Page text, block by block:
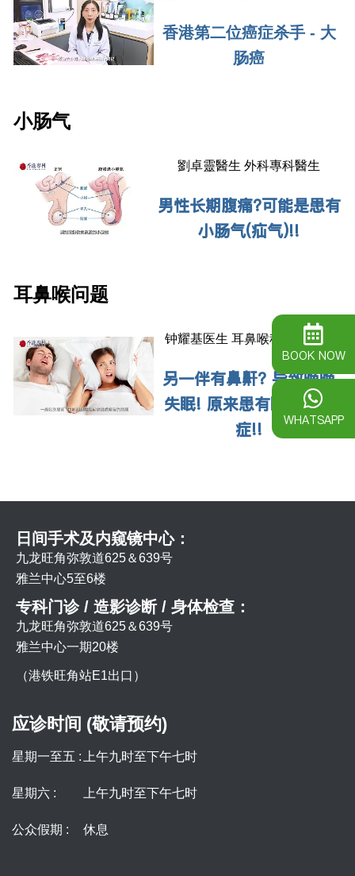
香港第二位癌症杀手 - 大
肠癌
小肠气
劉卓靈醫生 外科專科醫生
男性长期腹痛?可能是患有
小肠气(疝气)!!
耳鼻喉问题
钟耀基医生 耳鼻喉科专科医生
另一伴有鼻鼾? 导致晚晚
失眠! 原来患有睡眠窒息
症!!
日间手术及内窥镜中心：
九龙旺角弥敦道625＆639号
雅兰中心5至6楼
专科门诊 / 造影诊断 / 身体检查：
九龙旺角弥敦道625＆639号
雅兰中心一期20楼
（港铁旺角站E1出口）
应诊时间 (敬请预约)
星期一至五 : 上午九时至下午七时
星期六 : 上午九时至下午七时
公众假期 : 休息
BOOK NOW
WHATSAPP